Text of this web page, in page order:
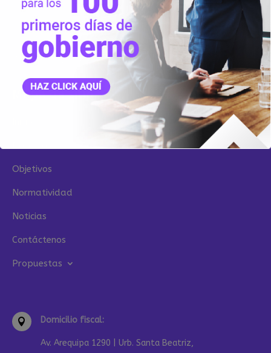
Mapa de sitio
Objetivos
Normatividad
Noticias
Contáctenos
Propuestas
 Domicilio fiscal:
Av. Arequipa 1290 | Urb. Santa Beatriz,